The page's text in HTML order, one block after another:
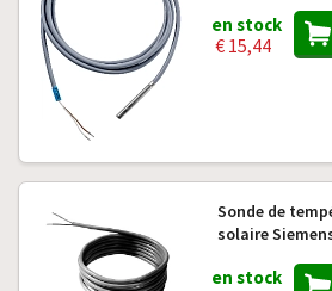
en stock
€ 15,44
Sonde de
solaire
en stock